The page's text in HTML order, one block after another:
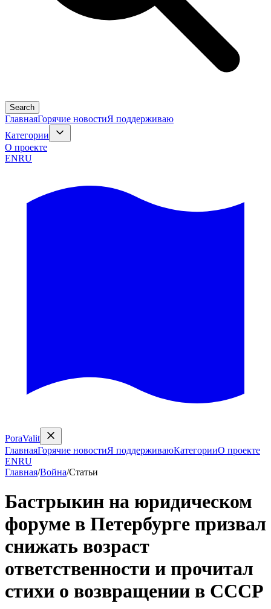
Search
ГлавнаяГорячие новостиЯ поддерживаю
Категории
О проекте
ENRU
PoraValit
ГлавнаяГорячие новостиЯ поддерживаюКатегорииО проекте
ENRU
Главная/Война/Статьи
Бастрыкин на юридическом
форуме в Петербурге призвал
снижать возраст
ответственности и прочитал
стихи о возвращении в СССР